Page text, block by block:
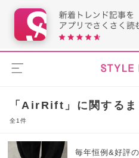
「AirRift」に関するま
全1件
毎年恒例&好評